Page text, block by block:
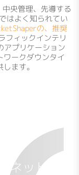
央管理、先導する
はよく知られてい
の、推奨
フィックインテリ
アプリケーション
ワークダウンタイ
ます。
ネット